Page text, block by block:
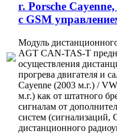
г. Porsche
с GSM
Модуль
AGT CAN-TAS-T
осуществления
прогрева двигателя и
Cayenne (2003 м.г.) /
м.г.) как от штатного
сигналам от
систем (сигнализаций,
дистанционного